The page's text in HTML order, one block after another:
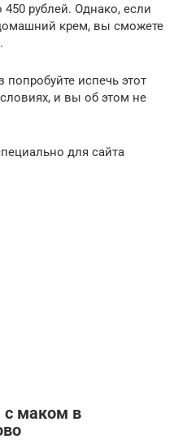
450 рублей. Однако, если
крем, вы сможете
испечь этот
и вы об этом не
для сайта
с маком в